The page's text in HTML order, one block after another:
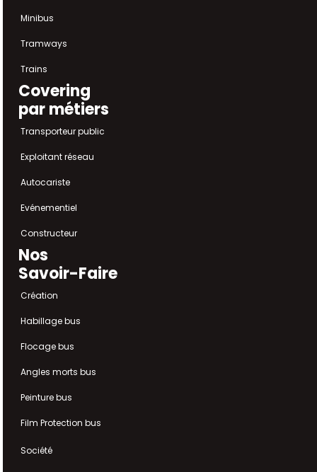
Minibus
Tramways
Trains
Covering
par métiers
Transporteur public
Exploitant réseau
Autocariste
Evénementiel
Constructeur
Nos
Savoir-Faire
Création
Habillage bus
Flocage bus
Angles morts bus
Peinture bus
Film Protection bus
Société